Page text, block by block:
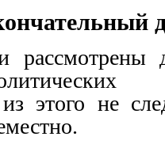
рассмотрены
этого не